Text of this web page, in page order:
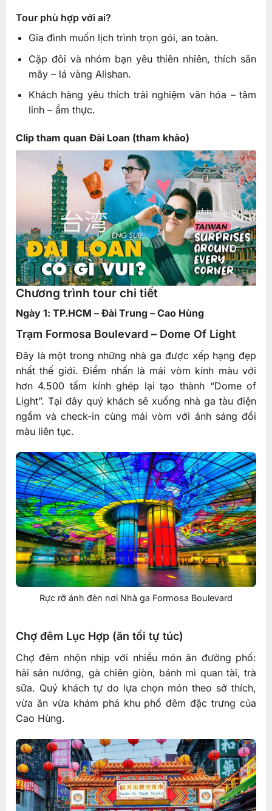
Tour phù hợp với ai?
Gia đình muốn lịch trình trọn gói, an toàn.
Cặp đôi và nhóm bạn yêu thiên nhiên, thích săn
mây – lá vàng Alishan.
Khách hàng yêu thích trải nghiệm văn hóa – tâm
linh – ẩm thực.
Clip tham quan Đài Loan (tham khảo)
Chương trình tour chi tiết
Ngày 1: TP.HCM – Đài Trung – Cao Hùng
Trạm Formosa Boulevard – Dome Of Light
Đây là một trong những nhà ga được xếp hạng đẹp
nhất thế giới. Điểm nhấn là mái vòm kính màu với
hơn 4.500 tấm kính ghép lại tạo thành “Dome of
Light”. Tại đây quý khách sẽ xuống nhà ga tàu điện
ngầm và check-in cùng mái vòm với ánh sáng đổi
màu liên tục.
Rực rỡ ánh đèn nơi Nhà ga Formosa Boulevard
Chợ đêm Lục Hợp (ăn tối tự túc)
Chợ đêm nhộn nhịp với nhiều món ăn đường phố:
hải sản nướng, gà chiên giòn, bánh mì quan tài, trà
sữa. Quý khách tự do lựa chọn món theo sở thích,
vừa ăn vừa khám phá khu phố đêm đặc trưng của
Cao Hùng.